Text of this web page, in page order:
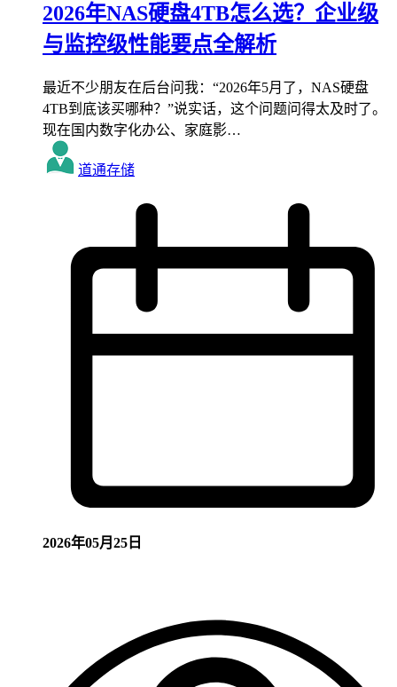
2026年NAS硬盘4TB怎么选？企业级
与监控级性能要点全解析
最近不少朋友在后台问我：“2026年5月了，NAS硬盘
4TB到底该买哪种？”说实话，这个问题问得太及时了。
现在国内数字化办公、家庭影…
道通存储
2026年05月25日